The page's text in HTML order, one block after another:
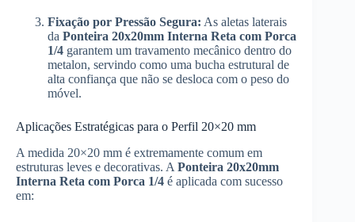
Fixação por Pressão Segura: As aletas laterais
da Ponteira 20x20mm Interna Reta com Porca
1/4 garantem um travamento mecânico dentro do
metalon, servindo como uma bucha estrutural de
alta confiança que não se desloca com o peso do
móvel.
Aplicações Estratégicas para o Perfil 20×20 mm
A medida 20×20 mm é extremamente comum em
estruturas leves e decorativas. A Ponteira 20x20mm
Interna Reta com Porca 1/4 é aplicada com sucesso
em: